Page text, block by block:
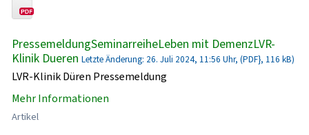
PressemeldungSeminarreiheLeben mit DemenzLVR-
Klinik Dueren Letzte Änderung: 26. Juli 2024, 11:56 Uhr, (PDF}, 116 kB)
LVR-Klinik Düren Pressemeldung
Mehr Informationen
Artikel